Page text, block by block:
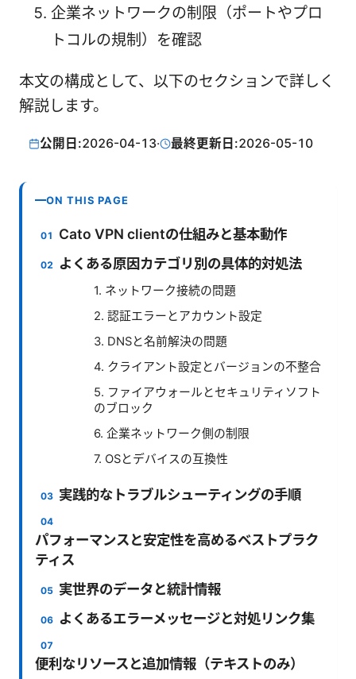
企業ネットワークの制限（ポートやプロ
トコルの規制）を確認
本文の構成として、以下のセクションで詳しく
解説します。
公開日:2026-04-13· 最終更新日:2026-05-10
ON THIS PAGE
Cato VPN clientの仕組みと基本動作
よくある原因カテゴリ別の具体的対処法
1. ネットワーク接続の問題
2. 認証エラーとアカウント設定
3. DNSと名前解決の問題
4. クライアント設定とバージョンの不整合
5. ファイアウォールとセキュリティソフト
のブロック
6. 企業ネットワーク側の制限
7. OSとデバイスの互換性
実践的なトラブルシューティングの手順
パフォーマンスと安定性を高めるベストプラク
ティス
実世界のデータと統計情報
よくあるエラーメッセージと対処リンク集
便利なリソースと追加情報（テキストのみ）